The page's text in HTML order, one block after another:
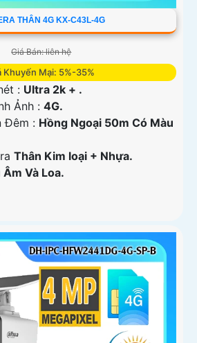
THÂN 4G KX-C43L-4G
Giá Bán: liên hệ
Khuyến Mại: 5%-35%
: Ultra 2k + .
Ảnh : 4G.
Đêm : Hồng Ngoại 50m Có Màu
Thân Kim loại + Nhựa.
Và Loa.